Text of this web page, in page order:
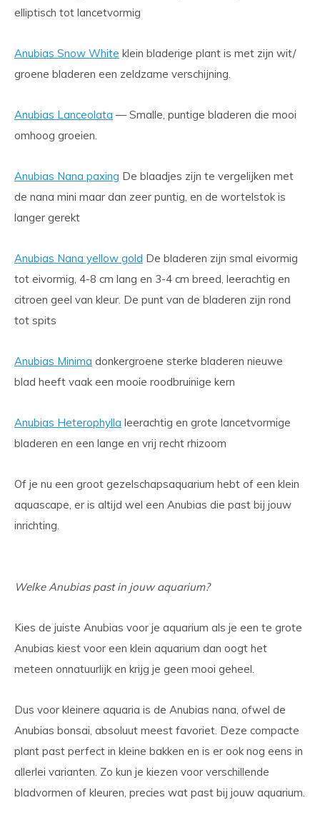
elliptisch tot lancetvormig
Anubias Snow White klein bladerige plant is met zijn wit/
groene bladeren een zeldzame verschijning.
Anubias Lanceolata — Smalle, puntige bladeren die mooi
omhoog groeien.
Anubias Nana paxing De blaadjes zijn te vergelijken met
de nana mini maar dan zeer puntig, en de wortelstok is
langer gerekt
Anubias Nana yellow gold De bladeren zijn smal eivormig
tot eivormig, 4-8 cm lang en 3-4 cm breed, leerachtig en
citroen geel van kleur. De punt van de bladeren zijn rond
tot spits
Anubias Minima donkergroene sterke bladeren nieuwe
blad heeft vaak een mooie roodbruinige kern
Anubias Heterophylla leerachtig en grote lancetvormige
bladeren en een lange en vrij recht rhizoom
Of je nu een groot gezelschapsaquarium hebt of een klein
aquascape, er is altijd wel een Anubias die past bij jouw
inrichting.
Welke Anubias past in jouw aquarium?
Kies de juiste Anubias voor je aquarium als je een te grote
Anubias kiest voor een klein aquarium dan oogt het
meteen onnatuurlijk en krijg je geen mooi geheel.
Dus voor kleinere aquaria is de Anubias nana, ofwel de
Anubias bonsai, absoluut meest favoriet. Deze compacte
plant past perfect in kleine bakken en is er ook nog eens in
allerlei varianten. Zo kun je kiezen voor verschillende
bladvormen of kleuren, precies wat past bij jouw aquarium.